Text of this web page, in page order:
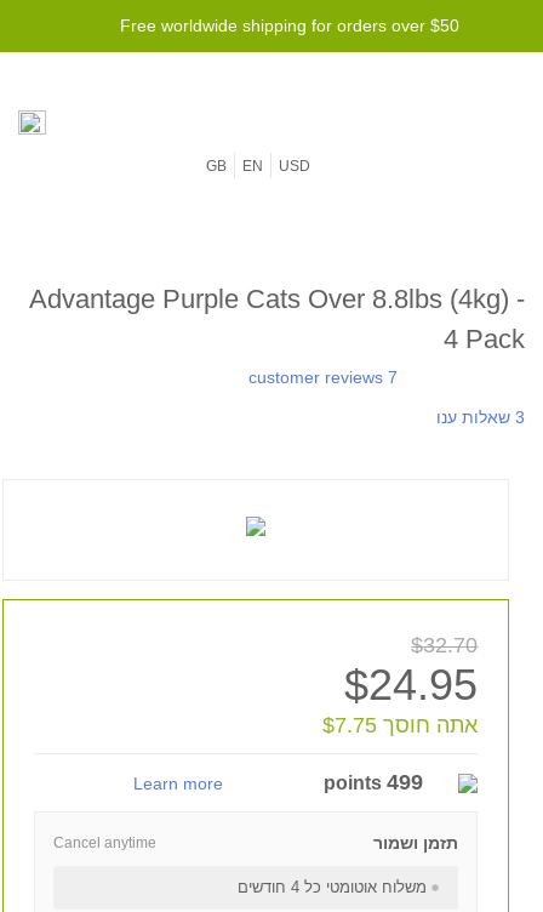
Free worldwide shipping for orders over $50
GB EN USD
Advantage Purple Cats Over 8.8lbs (4kg) -
4 Pack
7 customer reviews
3 שאלות ענו
$32.70
$24.95
אתה חוסך $7.75
499
points
Learn more
Cancel anytime תזמן ושמור
משלוח אוטומטי כל 4 חודשים